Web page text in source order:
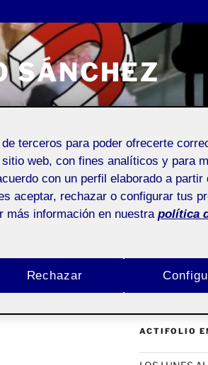
SÁNCHEZ
o sugerencias
ESPACIO FOLIO
ACTIFOLIO
terceros para poder ofrecerte
web, con fines analíticos y para
con un perfil elaborado a partir
aceptar, rechazar o configurar tus
más información en nuestra política
Rechazar